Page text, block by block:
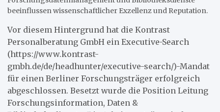
beeinflussen wissenschaftlicher Exzellenz und Reputation.
Vor diesem Hintergrund hat die Kontrast
Personalberatung GmbH ein Executive-Search
(https://www.kontrast-
gmbh.de/de/headhunter/executive-search/)-Mandat
für einen Berliner Forschungsträger erfolgreich
abgeschlossen. Besetzt wurde die Position Leitung
Forschungsinformation, Daten &